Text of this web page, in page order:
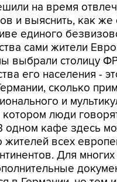
на время
и выяснить, как же
единого
сами жители
выбрали столицу
его населения -
сколько
и
котором люди
одном кафе здесь
жителей всех
Для